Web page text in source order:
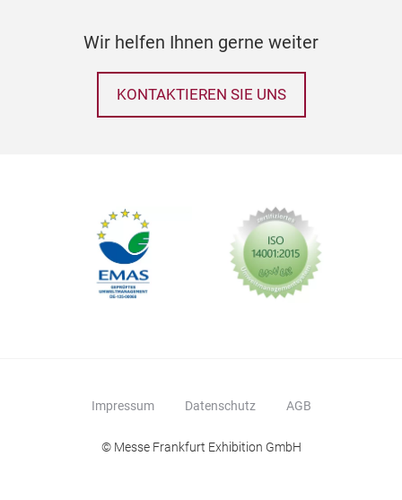
Wir helfen Ihnen gerne weiter
KONTAKTIEREN SIE UNS
Impressum Datenschutz AGB
© Messe Frankfurt Exhibition GmbH